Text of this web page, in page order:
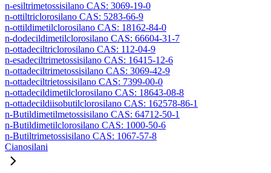
n-esiltrimetossisilano CAS: 3069-19-0
n-ottiltriclorosilano CAS: 5283-66-9
n-ottildimetilclorosilano CAS: 18162-84-0
n-dodecildimetilclorosilano CAS: 66604-31-7
n-ottadeciltriclorosilano CAS: 112-04-9
n-esadeciltrimetossisilano CAS: 16415-12-6
n-ottadeciltrimetossisilano CAS: 3069-42-9
n-ottadeciltrietossisilano CAS: 7399-00-0
n-ottadecildimetilclorosilano CAS: 18643-08-8
n-ottadecildiisobutilclorosilano CAS: 162578-86-1
n-Butildimetilmetossisilano CAS: 64712-50-1
n-Butildimetilclorosilano CAS: 1000-50-6
n-Butiltrimetossisilano CAS: 1067-57-8
Cianosilani